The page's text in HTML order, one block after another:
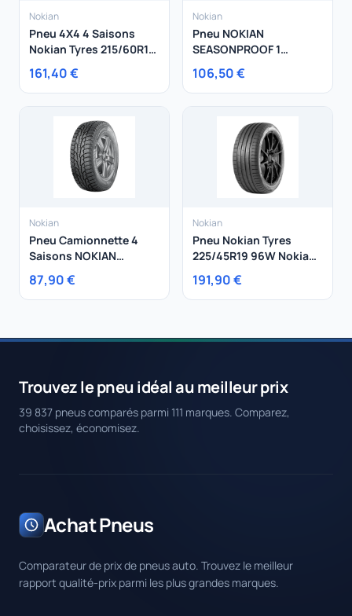
Nokian
Pneu 4X4 4 Saisons
Nokian Tyres 215/60R17
100V NOKIAN
SEASONPROOF SUV XL
161,40 €
Nokian
Pneu NOKIAN
SEASONPROOF 1
215/60R16 99V
106,50 €
Nokian
Pneu Camionnette 4
Saisons NOKIAN
195/75R16 107R Nokian
Weatherproof C
87,90 €
Nokian
Pneu Nokian Tyres
225/45R19 96W Nokian
Tyres Powerproof XL
191,90 €
Trouvez le pneu idéal au meilleur prix
39 837 pneus comparés parmi 111 marques. Comparez,
choisissez, économisez.
Achat Pneus
Comparateur de prix de pneus auto. Trouvez le meilleur
rapport qualité-prix parmi les plus grandes marques.